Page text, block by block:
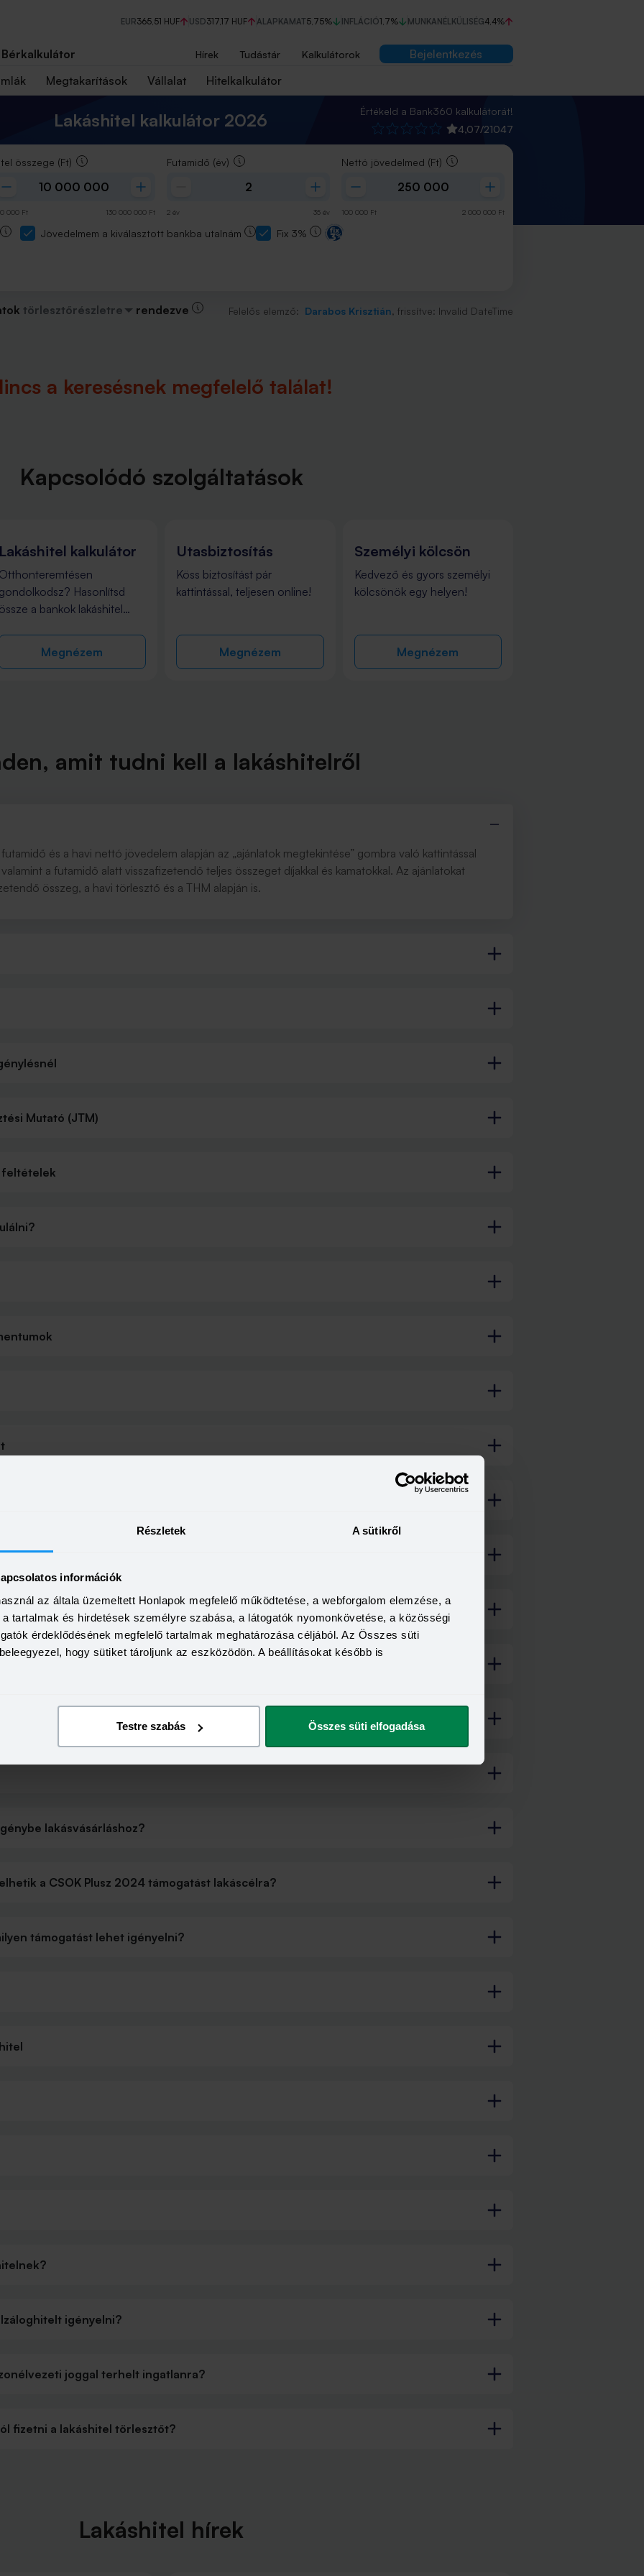
Részletek A sütikről
információk
az általa üzemeltett Honlapok megfelelő működtetése, a webforgalom elemzése, a
tartalmak és hirdetések személyre szabása, a látogatók nyomonkövetése, a közösségi
érdeklődésének megfelelő tartalmak meghatározása céljából. Az Összes süti
hogy sütiket tároljunk az eszközödön. A beállításokat később is
Testre szabás Összes süti elfogadása
EUR365,51 HUF USD317,17 HUF ALAPKAMAT5,75% INFLÁCIÓ1,7% MUNKANÉLKÜLISÉG4,4%
Bérkalkulátor Hírek Tudástár Kalkulátorok
Bejelentkezés
Megtakarítások Vállalat Hitelkalkulátor
Lakáshitel kalkulátor 2026
Értékeld a Bank360 kalkulátorát!
4,07/21047
összege (Ft)
000 Ft 130 000 000 Ft
Futamidő (év)
2 év 35 év
Nettó jövedelmed (Ft)
100 000 Ft 2 000 000 Ft
Jövedelmem a kiválasztott bankba utalnám Fix 3%
törlesztőrészletre
rendezve
Felelős elemző: Darabos Krisztián, frissítve: Invalid DateTime
a keresésnek megfelelő találat!
Kapcsolódó szolgáltatások
Lakáshitel kalkulátor
Otthonteremtésen
gondolkodsz? Hasonlítsd
össze a bankok lakáshitel
legmegfelelőbbet!
Megnézem
Utasbiztosítás
Köss biztosítást pár
kattintással, teljesen online!
Megnézem
Személyi kölcsön
Kedvező és gyors személyi
kölcsönök egy helyen!
Megnézem
amit tudni kell a lakáshitelről
és a havi nettó jövedelem alapján az „ajánlatok megtekintése” gombra való kattintással
a futamidő alatt visszafizetendő teljes összeget díjakkal és kamatokkal. Az ajánlatokat
összeg, a havi törlesztő és a THM alapján is.
Mutató (JTM)
feltételek
jobb?
lakásvásárláshoz?
a CSOK Plusz 2024 támogatást lakáscélra?
támogatást lehet igényelni?
igényelni?
joggal terhelt ingatlanra?
fizetni a lakáshitel törlesztőt?
Lakáshitel hírek